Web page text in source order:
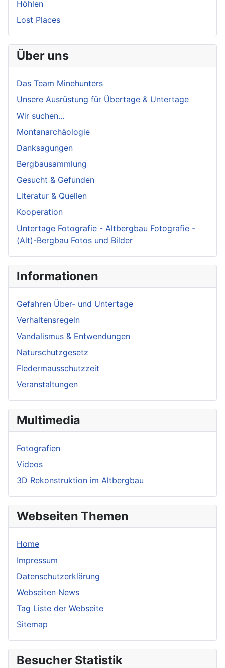
Höhlen
Lost Places
Über uns
Das Team Minehunters
Unsere Ausrüstung für Übertage & Untertage
Wir suchen...
Montanarchäologie
Danksagungen
Bergbausammlung
Gesucht & Gefunden
Literatur & Quellen
Kooperation
Untertage Fotografie - Altbergbau Fotografie -
(Alt)-Bergbau Fotos und Bilder
Informationen
Gefahren Über- und Untertage
Verhaltensregeln
Vandalismus & Entwendungen
Naturschutzgesetz
Fledermausschutzzeit
Veranstaltungen
Multimedia
Fotografien
Videos
3D Rekonstruktion im Altbergbau
Webseiten Themen
Home
Impressum
Datenschutzerklärung
Webseiten News
Tag Liste der Webseite
Sitemap
Besucher Statistik